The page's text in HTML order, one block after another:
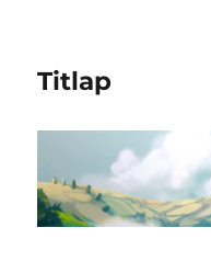
Titlap